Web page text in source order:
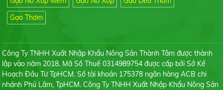
Gạo Tài Nguyên Chợ Đào
Liên hệ
Gạo Thơm
Công Ty TNHH Xuất Nhập Khẩu Nông Sản Thành Tâm được thành
lập vào năm 2018. Mã Số Thuế 0314989754 được cấp bởi Sở Kế
Hoạch Đầu Tư TpHCM. Số tài khoản 175378 ngân hàng ACB chi
nhánh Phú Lâm, TpHCM. Công Ty TNHH Xuất Nhập Khẩu Nông Sản